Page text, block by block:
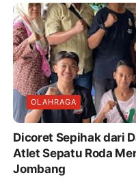
OLAHRAGA
Dicoret Sepihak dari
Atlet Sepatu Roda
Jombang